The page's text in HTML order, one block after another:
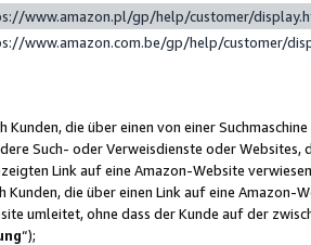
www.amazon.pl/gp/help/customer/
www.amazon.com.be/gp/help/customer/
Kunden, die über einen von einer
Such- oder Verweisdienste oder Websites,
Link auf eine Amazon-Website
Kunden, die über einen Link auf eine
umleitet, ohne dass der Kunde auf der
“);